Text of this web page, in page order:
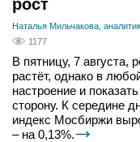
рост
Наталья Мильчакова,
1177
В пятницу, 7 августа,
растёт, однако в
настроение и
сторону. К середине
индекс Мосбиржи
– на 0,13%.